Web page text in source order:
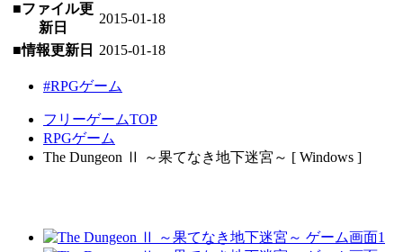
■ファイル更
新日
2015-01-18
■情報更新日 2015-01-18
#RPGゲーム
フリーゲームTOP
RPGゲーム
The Dungeon Ⅱ ～果てなき地下迷宮～ [ Windows ]